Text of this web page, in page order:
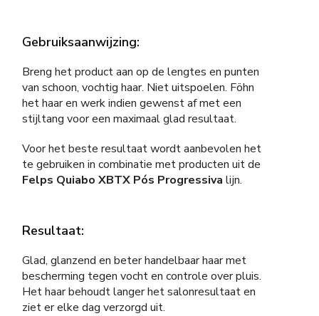
Gebruiksaanwijzing:
Breng het product aan op de lengtes en punten
van schoon, vochtig haar. Niet uitspoelen. Föhn
het haar en werk indien gewenst af met een
stijltang voor een maximaal glad resultaat.
Voor het beste resultaat wordt aanbevolen het
te gebruiken in combinatie met producten uit de
Felps Quiabo XBTX Pós Progressiva lijn.
Resultaat:
Glad, glanzend en beter handelbaar haar met
bescherming tegen vocht en controle over pluis.
Het haar behoudt langer het salonresultaat en
ziet er elke dag verzorgd uit.